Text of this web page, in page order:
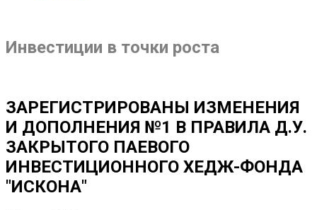
Инвестиции в точки роста
ЗАРЕГИСТРИРОВАНЫ ИЗМЕНЕНИЯ
И ДОПОЛНЕНИЯ №1 В ПРАВИЛА Д.У.
ЗАКРЫТОГО ПАЕВОГО
ИНВЕСТИЦИОННОГО ХЕДЖ-ФОНДА
"ИСКОНА"